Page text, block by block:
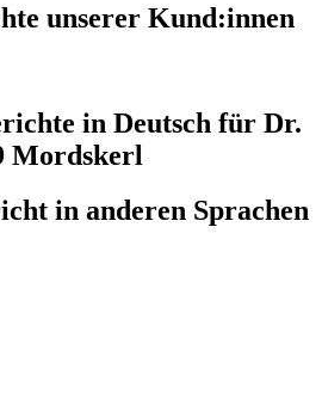
unserer Kund:innen
in Deutsch für Dr.
Mordskerl
in anderen Sprachen